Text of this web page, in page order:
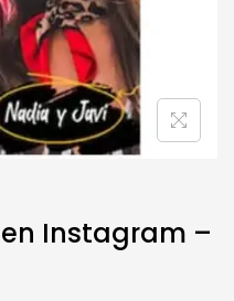
Instagram –